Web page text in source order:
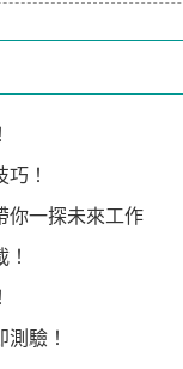
巧！
你一探未來工作
驗！